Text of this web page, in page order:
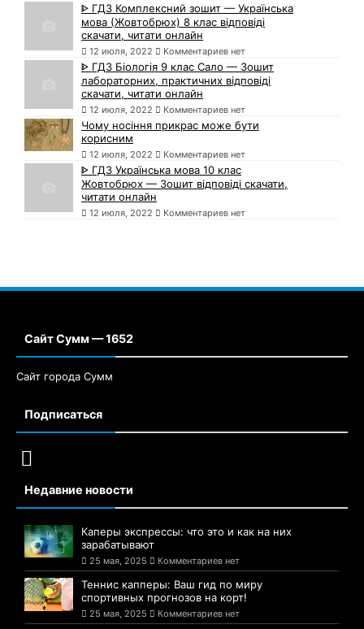
ᐈ ГДЗ Комплексний зошит — Українська
мова (Жовтобрюх) 8 клас відповіді
скачати, читати онлайн
12 июля, 2022 Комментариев нет
ᐈ ГДЗ Біологія 9 клас Сало — Зошит
лабораторних, практичних відповіді
скачати, читати онлайн
12 июля, 2022 Комментариев нет
Чому носіння прикрас може бути
корисним
12 июля, 2022 Комментариев нет
ᐈ ГДЗ Українська мова 10 клас
Жовтобрюх — Зошит відповіді скачати,
читати онлайн
12 июля, 2022 Комментариев нет
Сайт Сумм — 1652
Сайт города Сумм
Подписаться
Недавние новости
Каперы экспрессы: что это и как на них
зарабатывают
25 мая, 2025 Комментариев нет
Теннис капперы: Ваш гид по миру
спортивных прогнозов на корт!
25 мая, 2025 Комментариев нет